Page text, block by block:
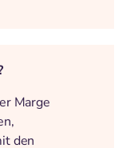
Marge
den